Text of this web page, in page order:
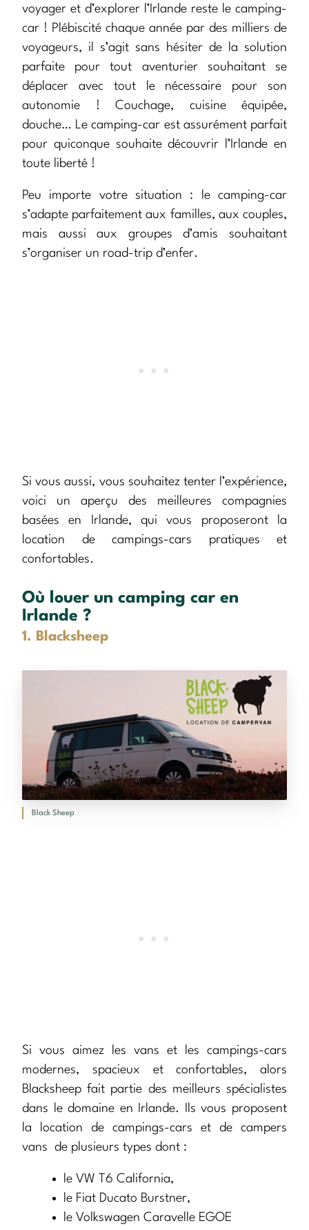
voyager et d’explorer l’Irlande reste le camping-
car ! Plébiscité chaque année par des milliers de
voyageurs, il s’agit sans hésiter de la solution
parfaite pour tout aventurier souhaitant se
déplacer avec tout le nécessaire pour son
autonomie ! Couchage, cuisine équipée,
douche… Le camping-car est assurément parfait
pour quiconque souhaite découvrir l’Irlande en
toute liberté !
Peu importe votre situation : le camping-car
s’adapte parfaitement aux familles, aux couples,
mais aussi aux groupes d’amis souhaitant
s’organiser un road-trip d’enfer.
Si vous aussi, vous souhaitez tenter l’expérience,
voici un aperçu des meilleures compagnies
basées en Irlande, qui vous proposeront la
location de campings-cars pratiques et
confortables.
Où louer un camping car en
Irlande ?
1. Blacksheep
Black Sheep
Si vous aimez les vans et les campings-cars
modernes, spacieux et confortables, alors
Blacksheep fait partie des meilleurs spécialistes
dans le domaine en Irlande. Ils vous proposent
la location de campings-cars et de campers
vans de plusieurs types dont :
le VW T6 California,
le Fiat Ducato Burstner,
le Volkswagen Caravelle EGOE